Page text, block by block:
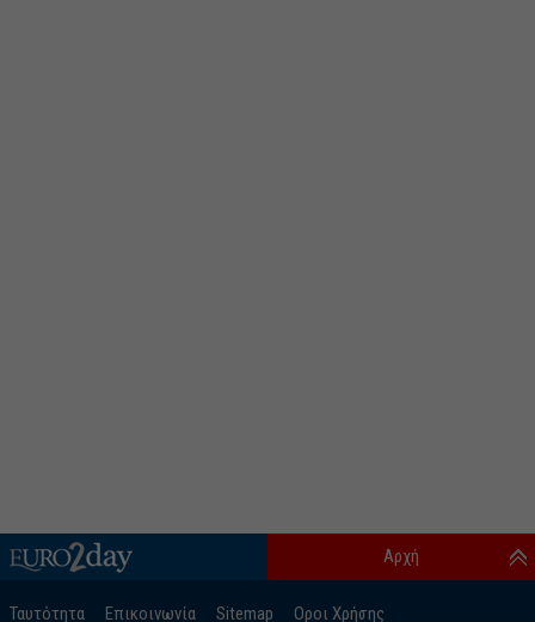
Ταυτότητα Επικοινωνία Sitemap Οροι Χρήσης
Αρχή